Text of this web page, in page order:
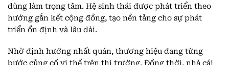
dùng làm trọng tâm. Hệ sinh thái được phát triển theo
hướng gắn kết cộng đồng, tạo nền tảng cho sự phát
triển ổn định và lâu dài.
Nhờ định hướng nhất quán, thương hiệu đang từng
bước củng cố vị thế trên thị trường. Đồng thời, nhà cái